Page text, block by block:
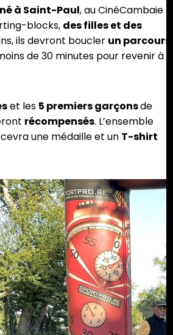
à Saint-Paul, au CinéCambaie
blocks, des filles et des
ils devront boucler un parcours
de 30 minutes pour revenir à
et les 5 premiers garçonsde
récompensés. L’ensemble
une médaille et un T-shirt